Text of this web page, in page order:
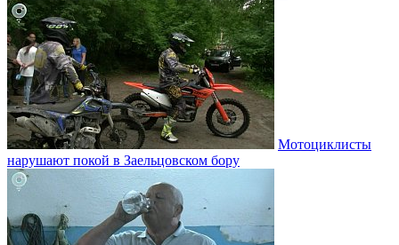
Мотоциклисты
нарушают покой в Заельцовском бору